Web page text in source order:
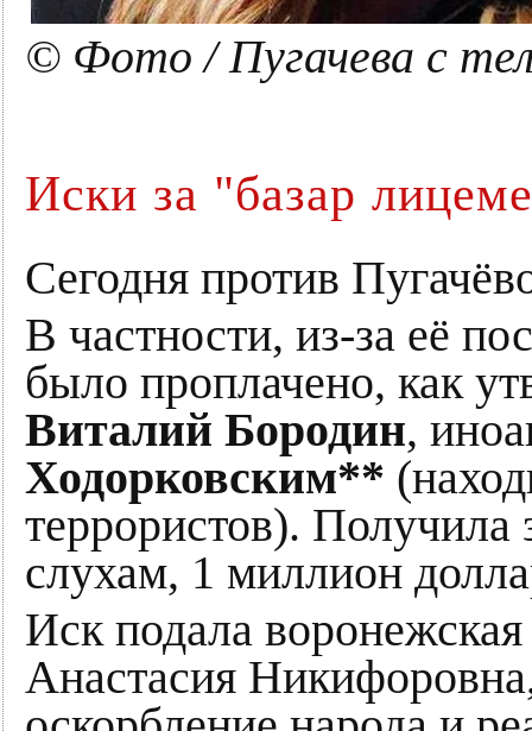
© Фото / Пугачева с
Иски за "базар
Сегодня против
В частности, из-за её
было проплачено, как
Виталий Бородин,
Ходорковским**
террористов). Получила
слухам, 1 миллион
Иск подала
Анастасия